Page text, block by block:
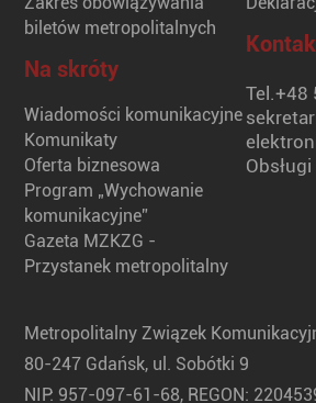
biletów metropolitalnych
Na skróty
Wiadomości komunikacyjne
Komunikaty
Oferta biznesowa
Program „Wychowanie
komunikacyjne”
Gazeta MZKZG -
Przystanek metropolitalny
Tel.+48
Metropolitalny Związek
80-247 Gdańsk, ul. Sobótki 9
NIP: 957-097-61-68, REGON: